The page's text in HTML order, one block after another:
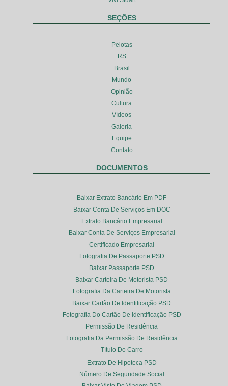
SEÇÕES
Pelotas
RS
Brasil
Mundo
Opinião
Cultura
Vídeos
Galeria
Equipe
Contato
DOCUMENTOS
Baixar Extrato Bancário Em PDF
Baixar Conta De Serviços Em DOC
Extrato Bancário Empresarial
Baixar Conta De Serviços Empresarial
Certificado Empresarial
Fotografia De Passaporte PSD
Baixar Passaporte PSD
Baixar Carteira De Motorista PSD
Fotografia Da Carteira De Motorista
Baixar Cartão De Identificação PSD
Fotografia Do Cartão De Identificação PSD
Permissão De Residência
Fotografia Da Permissão De Residência
Título Do Carro
Extrato De Hipoteca PSD
Número De Seguridade Social